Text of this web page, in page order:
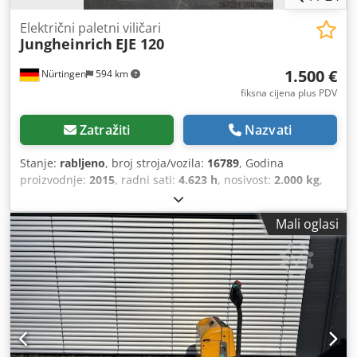
Nürtingen 594 km
Električni paletni viličari
Jungheinrich EJE 120
1.500 €
fiksna cijena plus PDV
Zatražiti Nazvati
Stanje: rabljeno, broj stroja/vozila: 16789, Godina
proizvodnje: 2015, radni sati: 4.623 h, nosivost: 2.000 kg,
, težište tereta:
goriva:električni, vrsta jarbola:drugo, građevinska visina:
1.320 mm, napon baterije:24 V, ukupna masa: 551 kg,
5054102 Chodpfxeyadxps Aqvoa Serijski broj: 98133436
Podaci o bateriji: 24 volta.
Mali oglasi